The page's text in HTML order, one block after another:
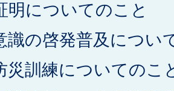
明についてのこと
識の啓発普及につい
災訓練についてのこ